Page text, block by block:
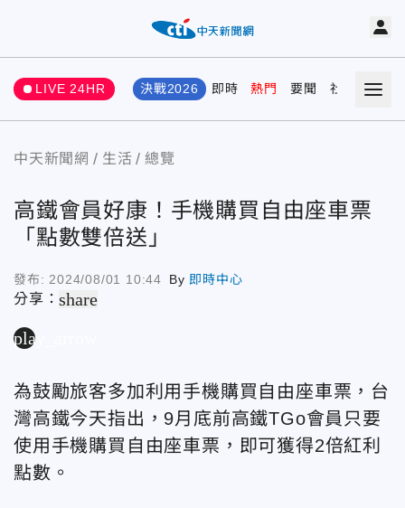
LIVE 24HR 決戰2026 即時 熱門 要聞 社會 娛樂
中天新聞網 生活 總覽
高鐵會員好康！手機購買自由座車票
「點數雙倍送」
發布: 2024/08/01 10:44 By 即時中心
分享：share
play_arrow
為鼓勵旅客多加利用手機購買自由座車票，台
灣高鐵今天指出，9月底前高鐵TGo會員只要
使用手機購買自由座車票，即可獲得2倍紅利
點數。